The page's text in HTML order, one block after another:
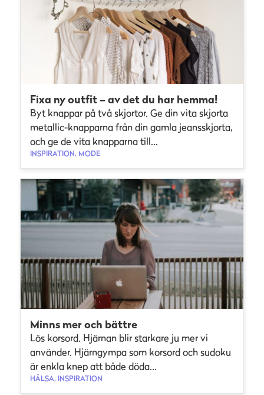
Fixa ny outfit – av det du har hemma!
Byt knappar på två skjortor. Ge din vita skjorta
metallic-knapparna från din gamla jeansskjorta,
och ge de vita knapparna till...
INSPIRATION, MODE
Minns mer och bättre
Lös korsord. Hjärnan blir starkare ju mer vi
använder. Hjärngympa som korsord och sudoku
är enkla knep att både döda...
HÄLSA, INSPIRATION